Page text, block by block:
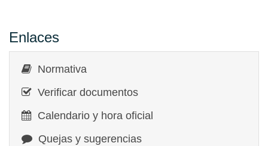
Enlaces
Normativa
Verificar documentos
Calendario y hora oficial
Quejas y sugerencias